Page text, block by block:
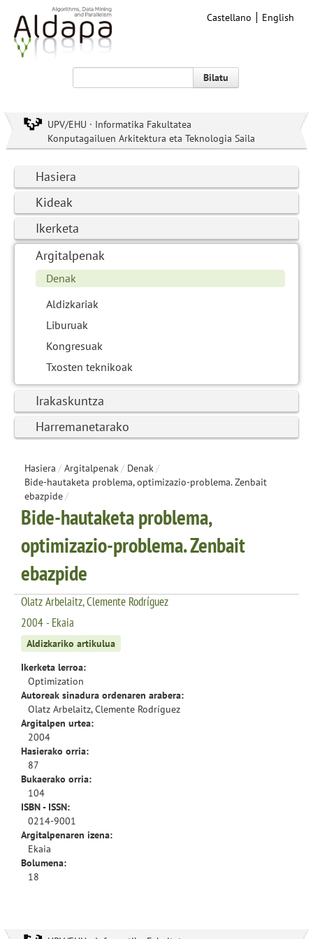
Castellano English
Bilatu
UPV/EHU · Informatika Fakultatea
Konputagailuen Arkitektura eta Teknologia Saila
Hasiera
Kideak
Ikerketa
Argitalpenak
Denak
Aldizkariak
Liburuak
Kongresuak
Txosten teknikoak
Irakaskuntza
Harremanetarako
Hasiera / Argitalpenak/ Denak/
Bide-hautaketa problema, optimizazio-problema. Zenbait
ebazpide/
Bide-hautaketa problema,
optimizazio-problema. Zenbait
ebazpide
Olatz Arbelaitz, Clemente Rodríguez
2004 - Ekaia
Aldizkariko artikulua
Ikerketa lerroa:
Optimization
Autoreak sinadura ordenaren arabera:
Olatz Arbelaitz, Clemente Rodríguez
Argitalpen urtea:
2004
Hasierako orria:
87
Bukaerako orria:
104
ISBN - ISSN:
0214-9001
Argitalpenaren izena:
Ekaia
Bolumena:
18